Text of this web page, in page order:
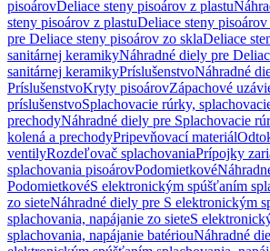
pisoárovDeliace steny pisoárov z plastu
steny pisoárov z plastuDeliace steny pisoárov
pre Deliace steny pisoárov zo sklaDeliace
sanitárnej keramikyNáhradné diely pre
sanitárnej keramikyPríslušenstvoNáhradné
PríslušenstvoKryty pisoárovZápachové
príslušenstvoSplachovacie rúrky,
prechodyNáhradné diely pre Splachovacie
kolená a prechodyPripevňovací materiál
ventilyRozdeľovač splachovaniaPrípojky
splachovania pisoárovPodomietkové
PodomietkovéS elektronickým spúšťaním
zo sieteNáhradné diely pre S elektronickým
splachovania, napájanie zo sieteS
splachovania, napájanie batériouNáhradné